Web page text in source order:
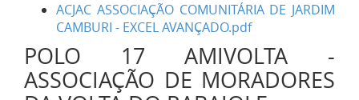
ACJAC ASSOCIAÇÃO COMUNITÁRIA DE JARDIM
CAMBURI - EXCEL AVANÇADO.pdf
POLO 17 AMIVOLTA -
ASSOCIAÇÃO DE MORADORES